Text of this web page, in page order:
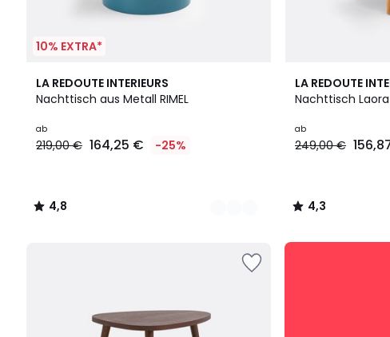
10% EXTRA*
LA REDOUTE INTERIEURS
Nachttisch aus Metall RIMEL
Ab
164,25
€
ab
219,00 € 164,25 € -25%
4,8
/ 5
3
Farben
4,8
/
LA REDOUTE
Nachttisch
ab
249,00 €
4,3
/ 5
2
Farben
4,3
/
SALE